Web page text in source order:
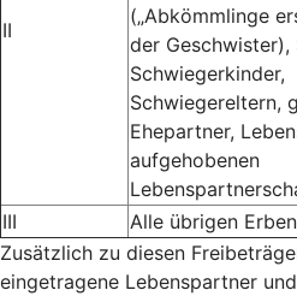
II
(„Abkömmlinge
der Geschwister),
Schwiegerkinder,
Schwiegereltern,
Ehepartner,
aufgehobenen
III Alle übrigen Erben
Zusätzlich zu diesen
eingetragene Lebenspartner